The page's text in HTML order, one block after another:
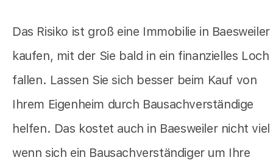
Das Risiko ist groß eine Immobilie in Baesweiler
kaufen, mit der Sie bald in ein finanzielles Loch
fallen. Lassen Sie sich besser beim Kauf von
Ihrem Eigenheim durch Bausachverständige
helfen. Das kostet auch in Baesweiler nicht viel
wenn sich ein Bausachverständiger um Ihre